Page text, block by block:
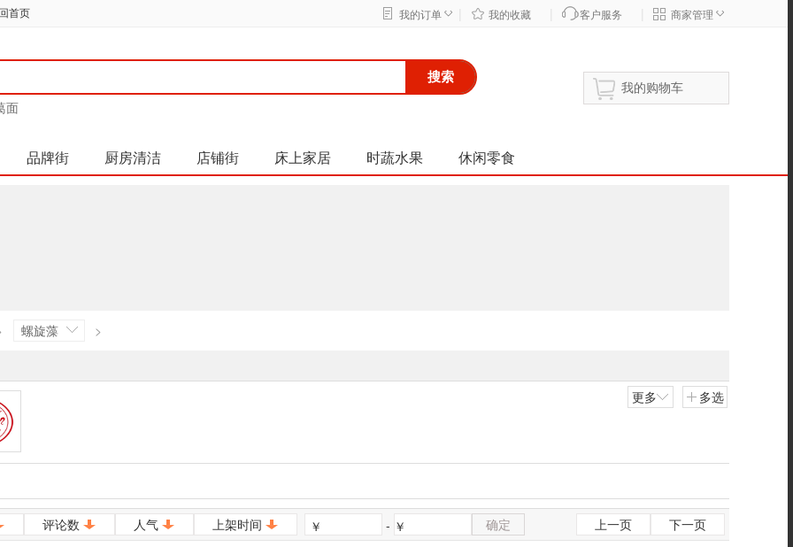
首页 我的订单 ◇ 我的收藏 客户服务 商家管理 ◇
搜索
面
我的购物车
品牌街 厨房清洁 店铺街 床上家居 时蔬水果 休闲零食
螺旋藻 >
更多 多选
评论数 人气 上架时间 ￥ ￥
- 确定 上一页
下一页